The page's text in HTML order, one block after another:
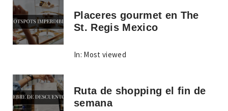
Placeres gourmet en The
St. Regis Mexico
In: Most viewed
Ruta de shopping el fin de
semana